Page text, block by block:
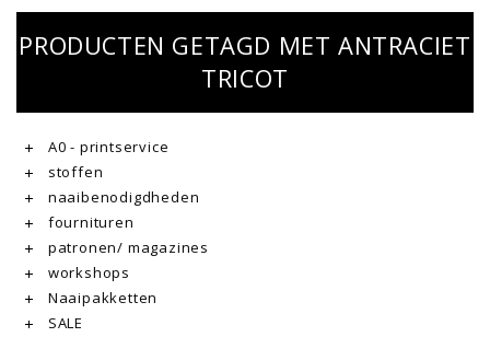
PRODUCTEN GETAGD MET ANTRACIET
TRICOT
A0 - printservice
stoffen
naaibenodigdheden
fournituren
patronen/ magazines
workshops
Naaipakketten
SALE